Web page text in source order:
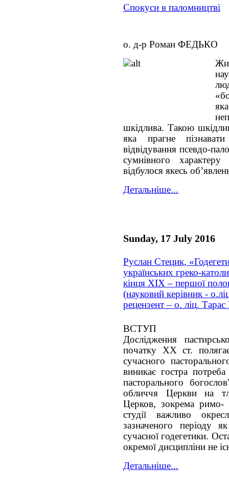
Спокуси в паломництві
о. д-р Роман ФЕДЬКО
шкідлива. Такою
яка прагне
відвідування псевдо-
сумнівного
відбулося якесь
Детальніше...
Sunday, 17 July 2016
Руслан Стецик,
українських греко-
кінця ХІХ – першої
(науковий керівник -
рецензент – о. ліц.
ВСТУП
Дослідження
початку ХХ ст.
сучасного
виникає гостра
пасторального
обличчя Церкви на
Церков, зокрема римо-
студії важливо
зазначеного періоду
сучасної годегетики.
окремої дисципліни не
Детальніше...